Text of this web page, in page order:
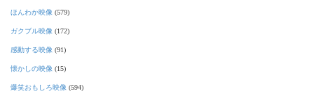
ほんわか映像 (579)
ガクブル映像 (172)
感動する映像 (91)
懐かしの映像 (15)
爆笑おもしろ映像 (594)